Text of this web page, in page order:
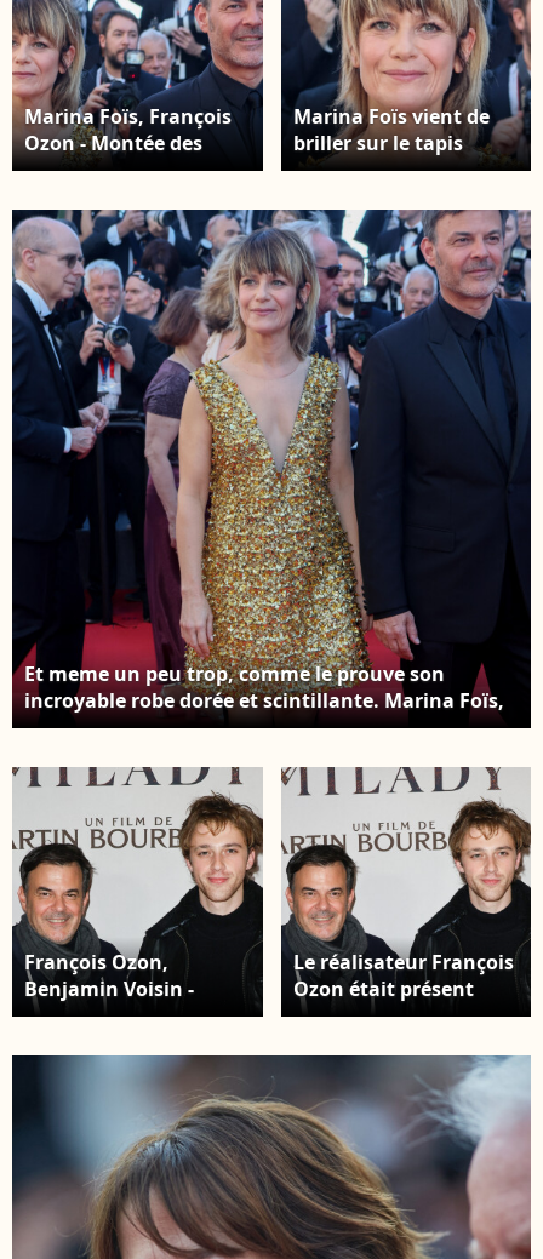
Marina Foïs, François
Ozon - Montée des
marches du film "
77ème Festival
International du Film
de Cannes, au Palais
des Festivals à Cannes.
Le 21 mai 2024 ©
Christophe Clovis /
Bestimage
Marina Foïs vient de
briller sur le tapis
rouge de Cannes.
Ozon - Montée des
marches du film "
Marcello Mio " lors du
Festival International
du Film de Cannes, au
Palais des Festivals à
Cannes. © Christophe
Clovis / Bestimage
Et meme un peu trop, comme le prouve son
incroyable robe dorée et scintillante. Marina Foïs,
François Ozon - Montée des marches du film "
International du Film de Cannes, au Palais des
Festivals à Cannes. Le 21 mai 2024 © Christophe
Clovis / Bestimage
François Ozon,
Benjamin Voisin -
Première du film "Les
Milady" au Grand Rex
à Paris le 10 décembre
2023. © Coadic Guirec-
Dominique Jacovides
/Bestimage
Le réalisateur François
Ozon était présent
avec l'acteur Benjamin
Benjamin Voisin -
Première du film "Les
Trois Mousquetaires:
Milady" au Grand Rex
à Paris le 10 décembre
2023. © Coadic Guirec-
Dominique Jacovides